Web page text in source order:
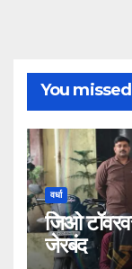
You missed
वर्धा
जिओ
जेरबंद